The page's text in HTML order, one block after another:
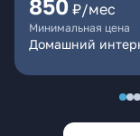
850 ₽/мес
Минимальная цена
Домашний